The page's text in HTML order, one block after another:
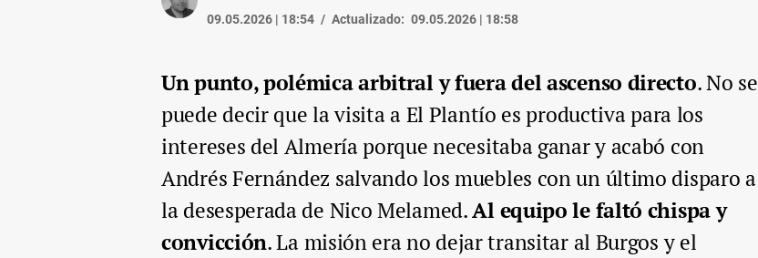
09.05.2026 | 18:54 Actualizado: 09.05.2026 | 18:58
Un punto, polémica arbitral y fuera del ascenso directo. No se
puede decir que la visita a El Plantío es productiva para los
intereses del Almería porque necesitaba ganar y acabó con
Andrés Fernández salvando los muebles con un último disparo a
la desesperada de Nico Melamed.Al equipo le faltó chispa y
convicción. La misión era no dejar transitar al Burgos y el